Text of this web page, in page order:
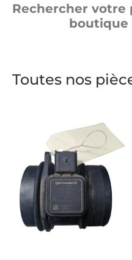
Rechercher votre
boutique
Toutes nos